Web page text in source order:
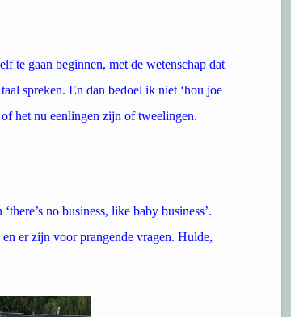
te gaan beginnen, met de wetenschap dat
spreken. En dan bedoel ik niet ‘hou joe
het nu eenlingen zijn of tweelingen.
no business, like baby business’.
er zijn voor prangende vragen. Hulde,